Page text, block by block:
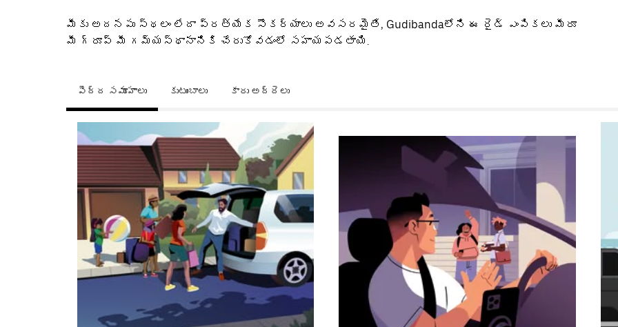
మీకు అదనపు స్థలం లేదా ప్రత్యేక సౌకర్యాలు అవసరమైతే, Gudibandaలోని ఈ రైడ్ ఎంపికలు మీరూ
మీ గ్రూప్ మీ గమ్యస్థానానికి చేరుకోవడంలో సహాయపడతాయి.
పెద్ద సమూహాలు కుటుంబాలు కారు అద్దెలు